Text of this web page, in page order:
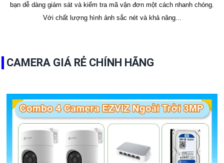
bạn dễ dàng giám sát và kiểm tra mã vận đơn một cách nhanh chóng.
Với chất lượng hình ảnh sắc nét và khả năng...
CAMERA GIÁ RẺ CHÍNH HÃNG